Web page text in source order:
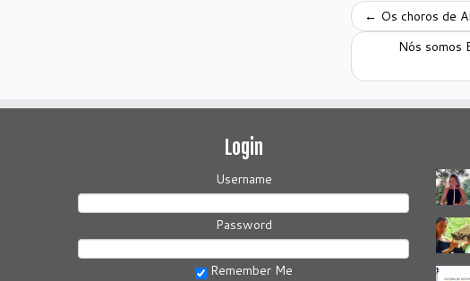
← Os choros de
Nós somos
Login
Username
Password
Remember Me